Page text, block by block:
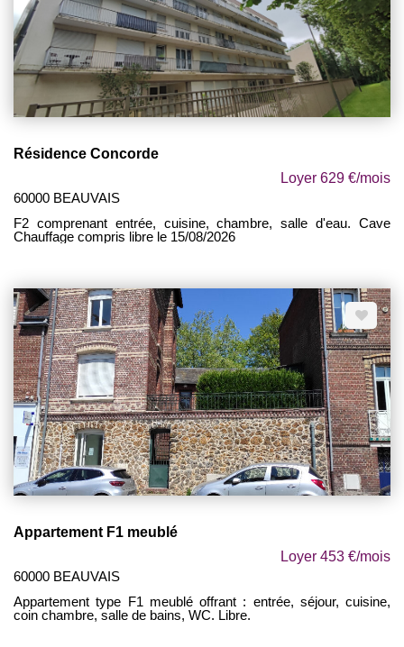
Résidence Concorde
Loyer 629 €/mois
60000 BEAUVAIS
F2 comprenant entrée, cuisine, chambre, salle d'eau. Cave
Chauffage compris libre le 15/08/2026
Appartement F1 meublé
Loyer 453 €/mois
60000 BEAUVAIS
Appartement type F1 meublé offrant : entrée, séjour, cuisine,
coin chambre, salle de bains, WC. Libre.